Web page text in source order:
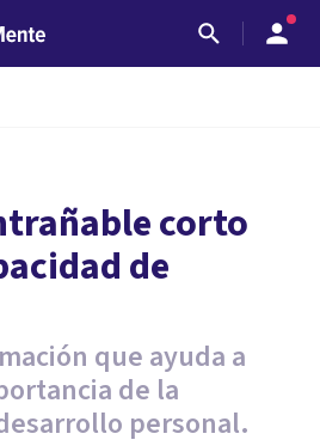
corto
de
que ayuda a
de la
personal.